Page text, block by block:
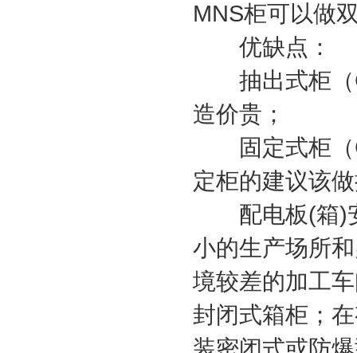
MNS柜可以做
优缺点：
抽出式柜（
造价贵；
固定式柜（
定柜的建议该
配电板(箱)安
小的生产场所
境较差的加工
封闭式箱柜；